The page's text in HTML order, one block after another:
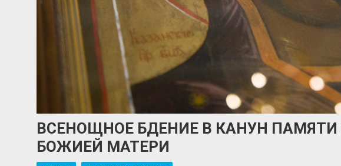
ВСЕНОЩНОЕ БДЕНИЕ В КАНУН
БОЖИЕЙ МАТЕРИ